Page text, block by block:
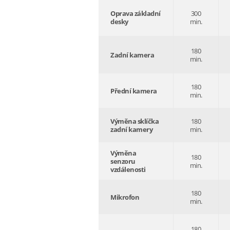
Oprava základní
desky
300
min.
Zadní kamera
180
min.
Přední kamera
180
min.
Výměna sklíčka
zadní kamery
180
min.
Výměna
senzoru
vzdálenosti
180
min.
Mikrofon
180
min.